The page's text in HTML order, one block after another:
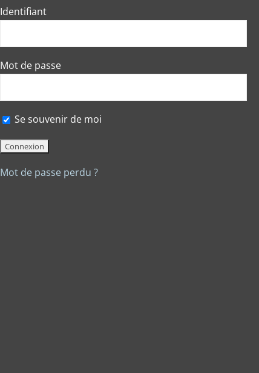
Identifiant
Mot de passe
Se souvenir de moi
Mot de passe perdu ?